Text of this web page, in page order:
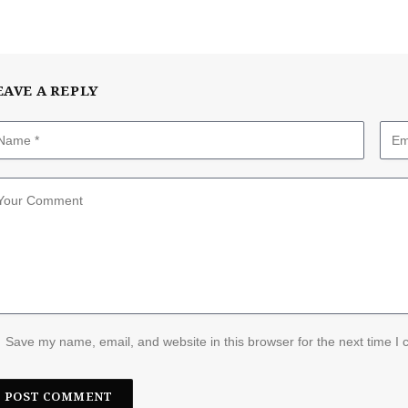
A REPLY
Save my name, email, and website in this browser for the next time I